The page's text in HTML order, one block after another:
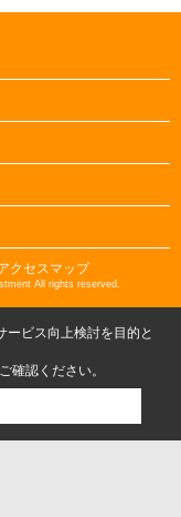
アクセスマップ
All rights reserved.
ービス向上検討を目的と
確認ください。